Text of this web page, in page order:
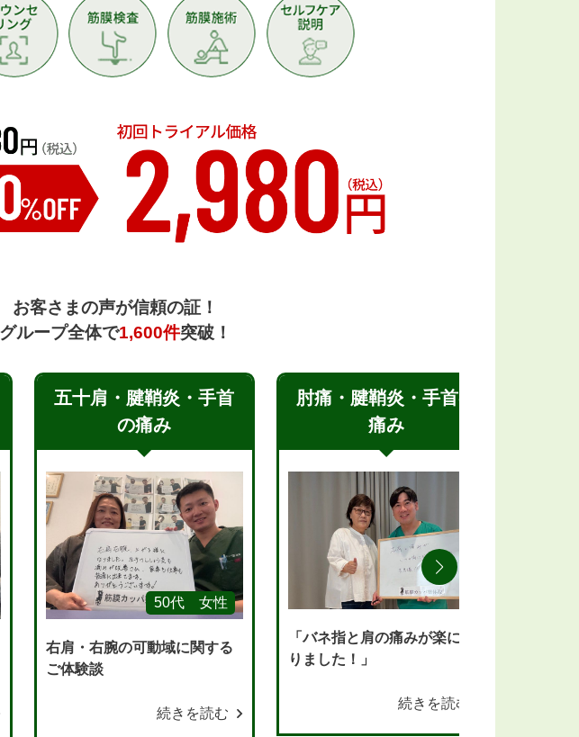
お客さまの声が信頼の証！
グループ全体で1,600件突破！
五十肩・腱鞘炎・手首
の痛み
50代 女性
右肩・右腕の可動域に関する
ご体験談
続きを読む
肘痛・腱鞘炎・手首の
痛み
「バネ指と肩の痛みが楽にな
りました！」
続きを読む